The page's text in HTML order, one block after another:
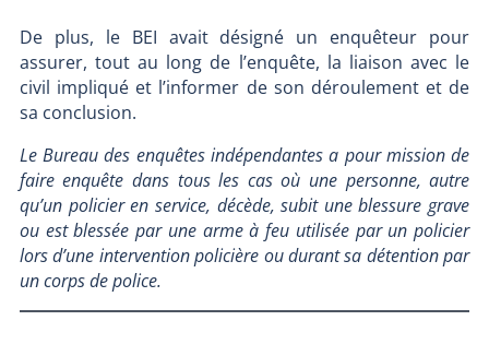
De plus, le BEI avait désigné un enquêteur pour
assurer, tout au long de l’enquête, la liaison avec le
civil impliqué et l’informer de son déroulement et de
sa conclusion.
Le Bureau des enquêtes indépendantes a pour mission de
faire enquête dans tous les cas où une personne, autre
qu’un policier en service, décède, subit une blessure grave
ou est blessée par une arme à feu utilisée par un policier
lors d’une intervention policière ou durant sa détention par
un corps de police.